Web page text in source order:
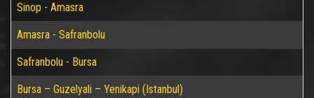
Sinop - Amasra
Amasra - Safranbolu
Safranbolu - Bursa
Bursa – Guzelyali – Yenikapi (Istanbul)